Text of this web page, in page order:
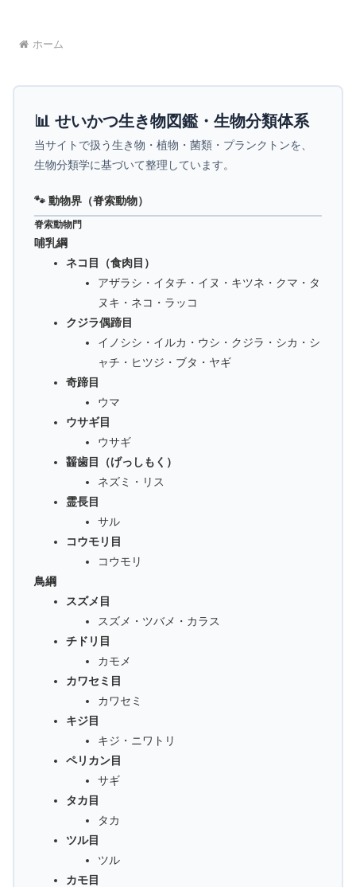
ホーム
📊 せいかつ生き物図鑑・生物分類体系
当サイトで扱う生き物・植物・菌類・プランクトンを、
生物分類学に基づいて整理しています。
🐾 動物界（脊索動物）
脊索動物門
哺乳綱
ネコ目（食肉目）
アザラシ・イタチ・イヌ・キツネ・クマ・タ
ヌキ・ネコ・ラッコ
クジラ偶蹄目
イノシシ・イルカ・ウシ・クジラ・シカ・シ
ャチ・ヒツジ・ブタ・ヤギ
奇蹄目
ウマ
ウサギ目
ウサギ
齧歯目（げっしもく）
ネズミ・リス
霊長目
サル
コウモリ目
コウモリ
鳥綱
スズメ目
スズメ・ツバメ・カラス
チドリ目
カモメ
カワセミ目
カワセミ
キジ目
キジ・ニワトリ
ペリカン目
サギ
タカ目
タカ
ツル目
ツル
カモ目